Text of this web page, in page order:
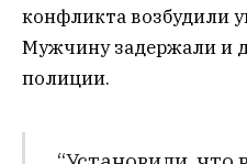
конфликта возбудили
Мужчину задержали и
полиции.